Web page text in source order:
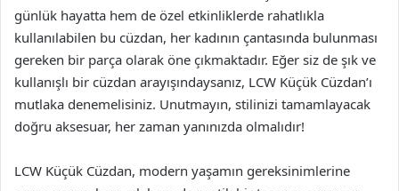
günlük hayatta hem de özel etkinliklerde rahatlıkla
kullanılabilen bu cüzdan, her kadının çantasında bulunması
gereken bir parça olarak öne çıkmaktadır. Eğer siz de şık ve
kullanışlı bir cüzdan arayışındaysanız, LCW Küçük Cüzdan’ı
mutlaka denemelisiniz. Unutmayın, stilinizi tamamlayacak
doğru aksesuar, her zaman yanınızda olmalıdır!
LCW Küçük Cüzdan, modern yaşamın gereksinimlerine